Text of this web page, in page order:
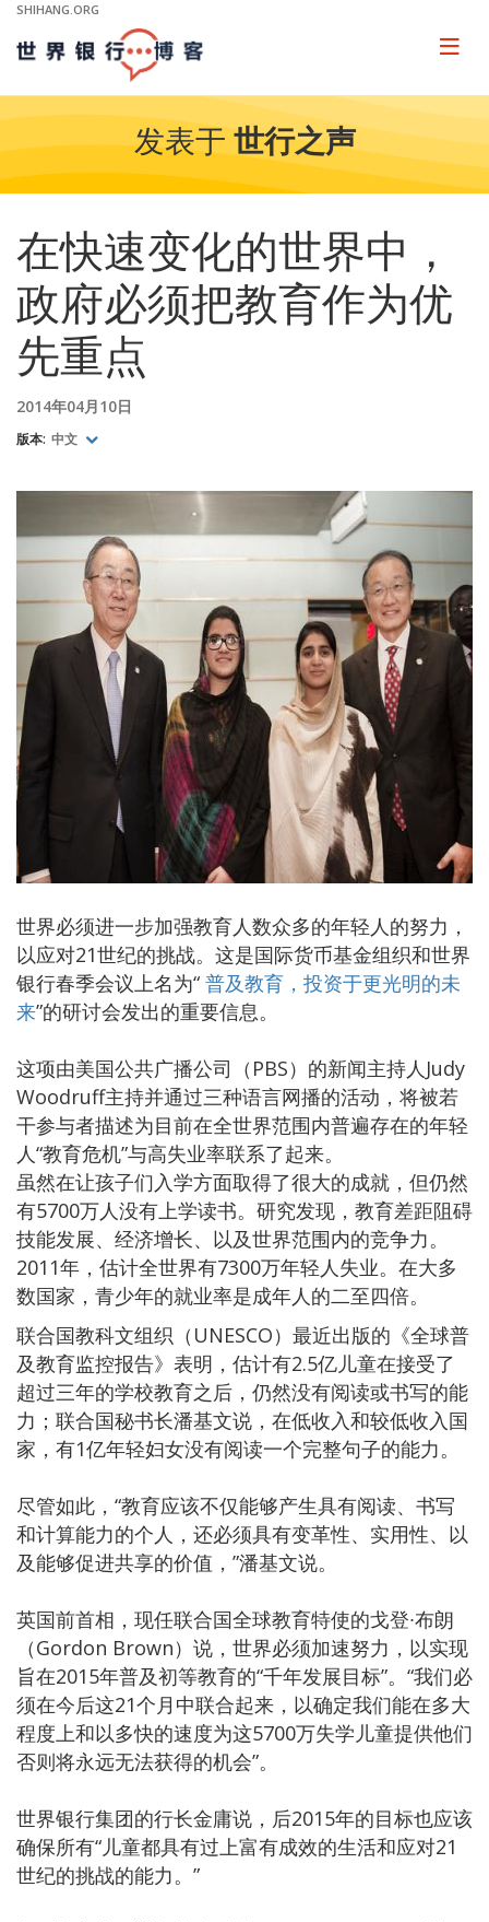
Skip
Main
Navigation
SHIHANG.ORG
Page
发表于 世行之声
在快速变化的世界中，
政府必须把教育作为优
先重点
2014年04月10日
版本: 中文
世界必须进一步加强教育人数众多的年轻人的努力，
以应对21世纪的挑战。这是国际货币基金组织和世界
银行春季会议上名为“ 普及教育，投资于更光明的未
来”的研讨会发出的重要信息。
这项由美国公共广播公司（PBS）的新闻主持人Judy
Woodruff主持并通过三种语言网播的活动，将被若
干参与者描述为目前在全世界范围内普遍存在的年轻
人“教育危机”与高失业率联系了起来。
虽然在让孩子们入学方面取得了很大的成就，但仍然
有5700万人没有上学读书。研究发现，教育差距阻碍
技能发展、经济增长、以及世界范围内的竞争力。
2011年，估计全世界有7300万年轻人失业。在大多
数国家，青少年的就业率是成年人的二至四倍。
联合国教科文组织（UNESCO）最近出版的《全球普
及教育监控报告》表明，估计有2.5亿儿童在接受了
超过三年的学校教育之后，仍然没有阅读或书写的能
力；联合国秘书长潘基文说，在低收入和较低收入国
家，有1亿年轻妇女没有阅读一个完整句子的能力。
尽管如此，“教育应该不仅能够产生具有阅读、书写
和计算能力的个人，还必须具有变革性、实用性、以
及能够促进共享的价值，”潘基文说。
英国前首相，现任联合国全球教育特使的戈登∙布朗
（Gordon Brown）说，世界必须加速努力，以实现
旨在2015年普及初等教育的“千年发展目标”。“我们必
须在今后这21个月中联合起来，以确定我们能在多大
程度上和以多快的速度为这5700万失学儿童提供他们
否则将永远无法获得的机会”。
世界银行集团的行长金庸说，后2015年的目标也应该
确保所有“儿童都具有过上富有成效的生活和应对21
世纪的挑战的能力。”